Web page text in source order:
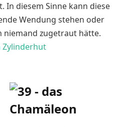
In diesem Sinne kann diese
Wendung stehen oder
niemand zugetraut hätte.
Zylinderhut